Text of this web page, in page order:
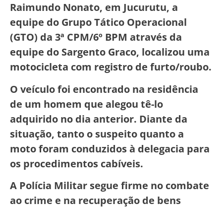
Raimundo Nonato, em Jucurutu, a
equipe do Grupo Tático Operacional
(GTO) da 3ª CPM/6º BPM através da
equipe do Sargento Graco, localizou uma
motocicleta com registro de furto/roubo.
O veículo foi encontrado na residência
de um homem que alegou tê-lo
adquirido no dia anterior. Diante da
situação, tanto o suspeito quanto a
moto foram conduzidos à delegacia para
os procedimentos cabíveis.
A Polícia Militar segue firme no combate
ao crime e na recuperação de bens